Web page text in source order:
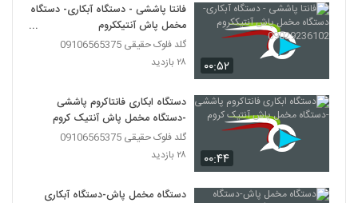
۰۰:۵۲
فانتا پاششی - دستگاه آبکاری- دستگاه
مخمل پاش آنتیککروم
09029236102
گلد فلوک حقیقی 09106565375
۲۸ بازدید
۰۰:۴۴
دستگاه ابکاری فانتاکروم پاششی
-دستگاه مخمل پاش آنتیک کروم
گلد فلوک حقیقی 09106565375
۲۸ بازدید
دستگاه مخمل پاش-دستگاه آبکاری